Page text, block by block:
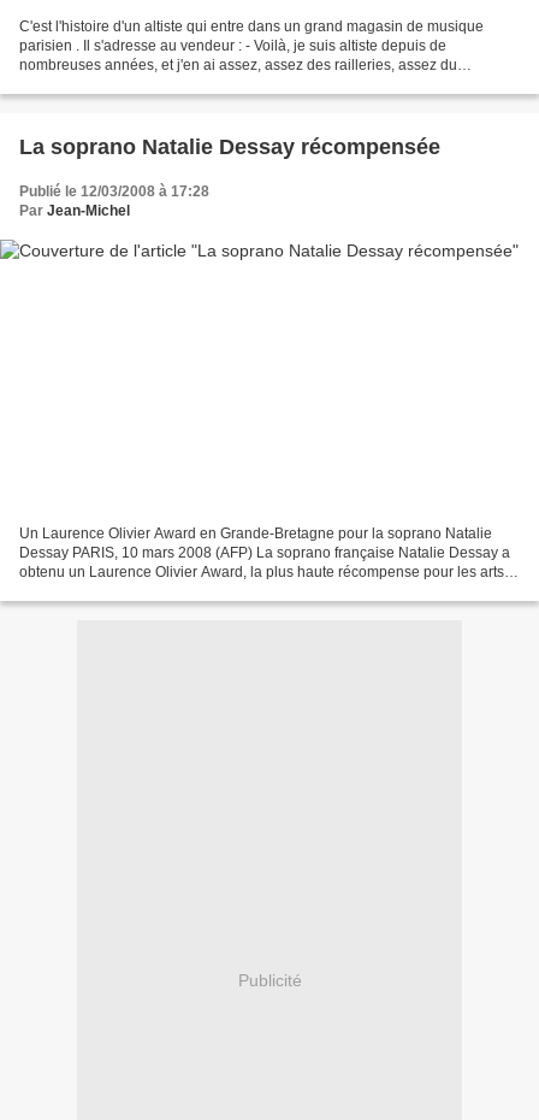
C'est l'histoire d'un altiste qui entre dans un grand magasin de musique
parisien . Il s'adresse au vendeur : - Voilà, je suis altiste depuis de
nombreuses années, et j'en ai assez, assez des railleries, assez du
La soprano Natalie Dessay récompensée
Publié le 12/03/2008 à 17:28
Par Jean-Michel
Un Laurence Olivier Award en Grande-Bretagne pour la soprano Natalie
Dessay PARIS, 10 mars 2008 (AFP) La soprano française Natalie Dessay a
obtenu un Laurence Olivier Award, la plus haute récompense pour les arts
Publicité